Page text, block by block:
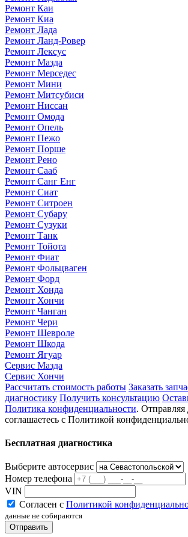
Ремонт Каи
Ремонт Киа
Ремонт Лада
Ремонт Ланд-Ровер
Ремонт Лексус
Ремонт Мазда
Ремонт Мерседес
Ремонт Мини
Ремонт Митсубиси
Ремонт Ниссан
Ремонт Омода
Ремонт Опель
Ремонт Пежо
Ремонт Порше
Ремонт Рено
Ремонт Сааб
Ремонт Санг Енг
Ремонт Сиат
Ремонт Ситроен
Ремонт Субару
Ремонт Сузуки
Ремонт Танк
Ремонт Тойота
Ремонт Фиат
Ремонт Фольцваген
Ремонт Форд
Ремонт Хонда
Ремонт Хончи
Ремонт Чанган
Ремонт Чери
Ремонт Шевроле
Ремонт Шкода
Ремонт Ягуар
Сервис Мазда
Сервис Хончи
Рассчитать стоимость работы Заказать
диагностику Получить консультацию
Политика конфиденциальности.
соглашаетесь с Политикой
Бесплатная диагностика
Выберите автосервис
Номер телефона
VIN
Согласен с Политикой
данные не собираются
Отправить